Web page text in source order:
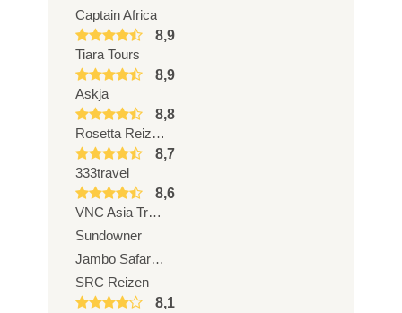
Captain Africa
8,9
Tiara Tours
8,9
Askja
8,8
Rosetta Reizen
8,7
333travel
8,6
VNC Asia Travel
Sundowner
Jambo Safari Club
SRC Reizen
8,1